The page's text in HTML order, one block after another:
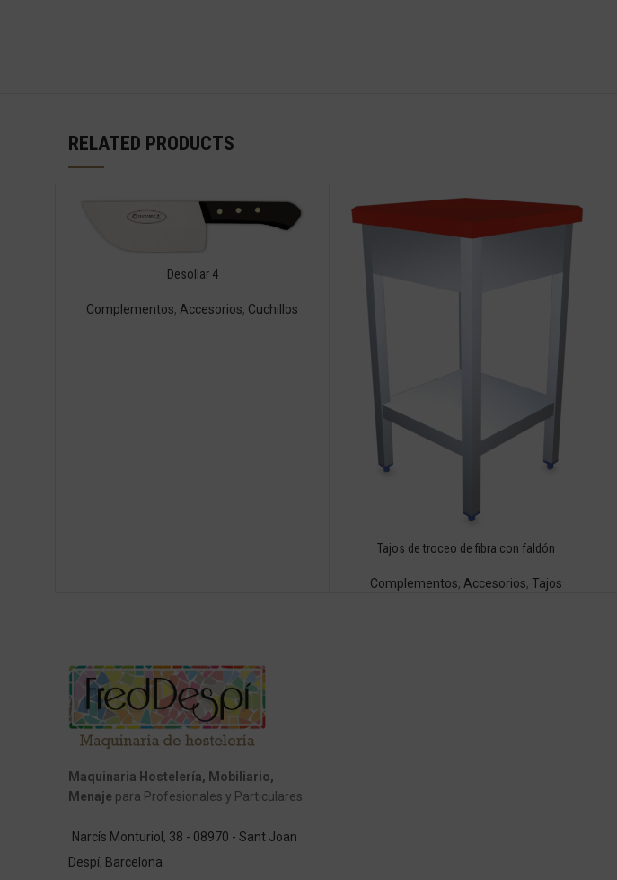
RELATED PRODUCTS
Desollar 4
Complementos, Accesorios, Cuchillos
Tajos de troceo de fibra con faldón
Complementos,Accesorios,Tajos
Maquinaria Hostelería, Mobiliario,
Menaje para Profesionales y Particulares.
Narcís Monturiol, 38 - 08970 - Sant Joan
Despí, Barcelona